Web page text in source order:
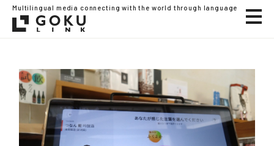
Multilingual media connecting with the world through language